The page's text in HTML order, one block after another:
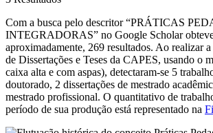
Com a busca pelo descritor “PRÁTICAS
INTEGRADORAS” no Google Scholar
aproximadamente, 269 resultados. Ao realizar
de Dissertações e Teses da CAPES, usando o
caixa alta e com aspas), detectaram-se 5
doutorado, 2 dissertações de mestrado
mestrado profissional. O quantitativo de
período de sua produção está representado na